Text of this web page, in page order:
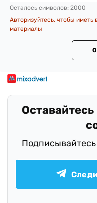
Осталось символов: 2000
Авторизуйтесь, чтобы
материалы